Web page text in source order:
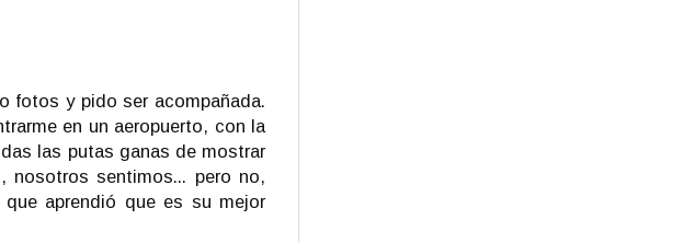
fotos y pido ser acompañada.
en un aeropuerto, con la
las putas ganas de mostrar
nosotros sentimos... pero no,
aprendió que es su mejor